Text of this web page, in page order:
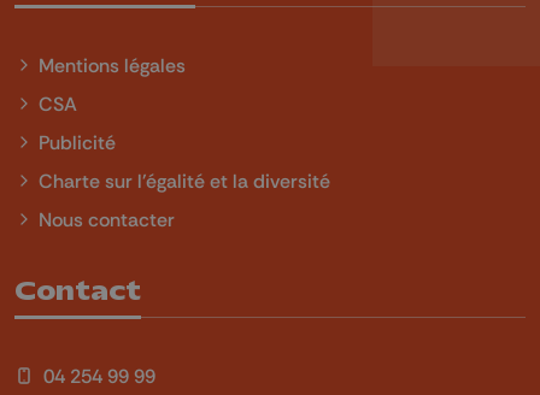
Mentions légales
CSA
Publicité
Charte sur l'égalité et la diversité
Nous contacter
Contact
04 254 99 99